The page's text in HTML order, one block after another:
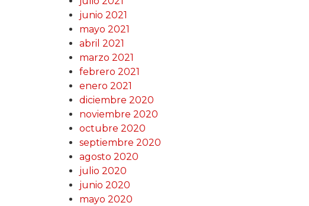
junio 2021
mayo 2021
abril 2021
marzo 2021
febrero 2021
enero 2021
diciembre 2020
noviembre 2020
octubre 2020
septiembre 2020
agosto 2020
julio 2020
junio 2020
mayo 2020